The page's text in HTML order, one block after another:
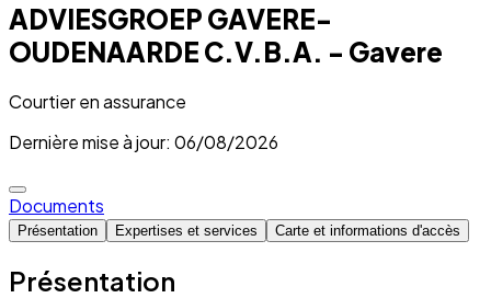
ADVIESGROEP GAVERE-
OUDENAARDE C.V.B.A. - Gavere
Courtier en assurance
Dernière mise à jour: 06/08/2026
Documents
Présentation Expertises et services Carte et informations d'accès
Présentation